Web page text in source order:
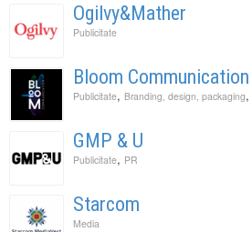
Ogilvy&Mather
Publicitate
Bloom Communication
Publicitate, Branding, design, packaging,
GMP & U
Publicitate, PR
Starcom
Media